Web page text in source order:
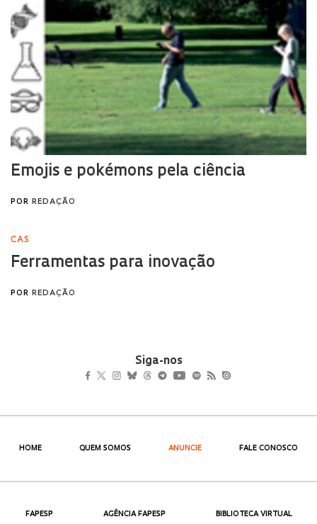
Siga-nos
HOME QUEM SOMOS ANUNCIE FALE CONOSCO
FAPESP AGÊNCIA FAPESP BIBLIOTECA VIRTUAL